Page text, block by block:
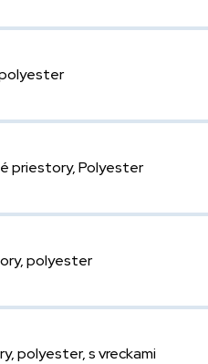
priestory, Polyester
polyester
polyester, s vreckami